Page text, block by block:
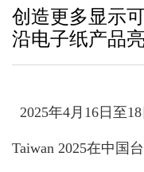
创造更多显示
沿电子纸产品
2025年4月16日至
Taiwan 2025在中国